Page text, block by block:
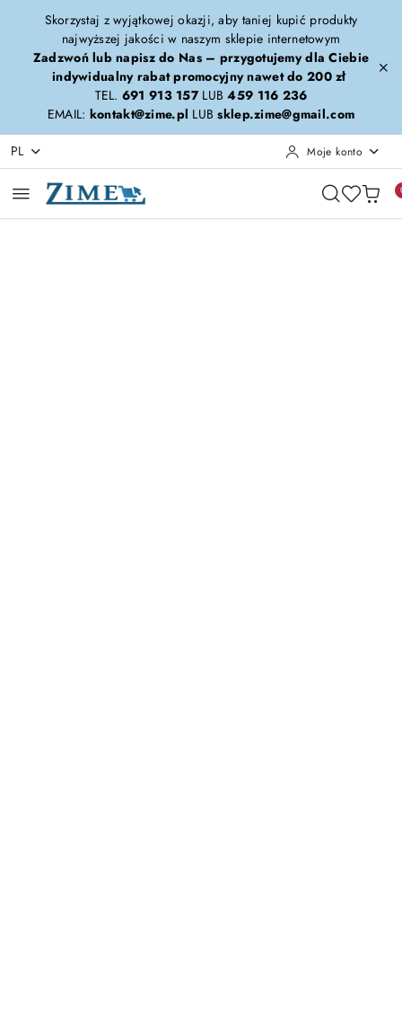
Przejdź do treści głównej
Przejdź do wyszukiwarki
Przejdź do moje konto
Przejdź do menu głównego
Przejdź do opisu produktu
Przejdź do stopki
Skorzystaj z wyjątkowej okazji, aby taniej kupić produkty
najwyższej jakości w naszym sklepie internetowym
Zadzwoń lub napisz do Nas – przygotujemy dla Ciebie
indywidualny rabat promocyjny nawet do 200 zł
TEL. 691 913 157LUB459 116 236
EMAIL: kontakt@zime.pl LUBsklep.zime@gmail.com
PL Moje konto